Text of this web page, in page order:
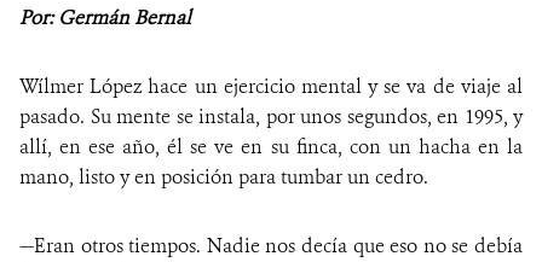
Por: Germán Bernal
Wílmer López hace un ejercicio mental y se va de viaje al
pasado. Su mente se instala, por unos segundos, en 1995, y
allí, en ese año, él se ve en su finca, con un hacha en la
mano, listo y en posición para tumbar un cedro.
—Eran otros tiempos. Nadie nos decía que eso no se debía